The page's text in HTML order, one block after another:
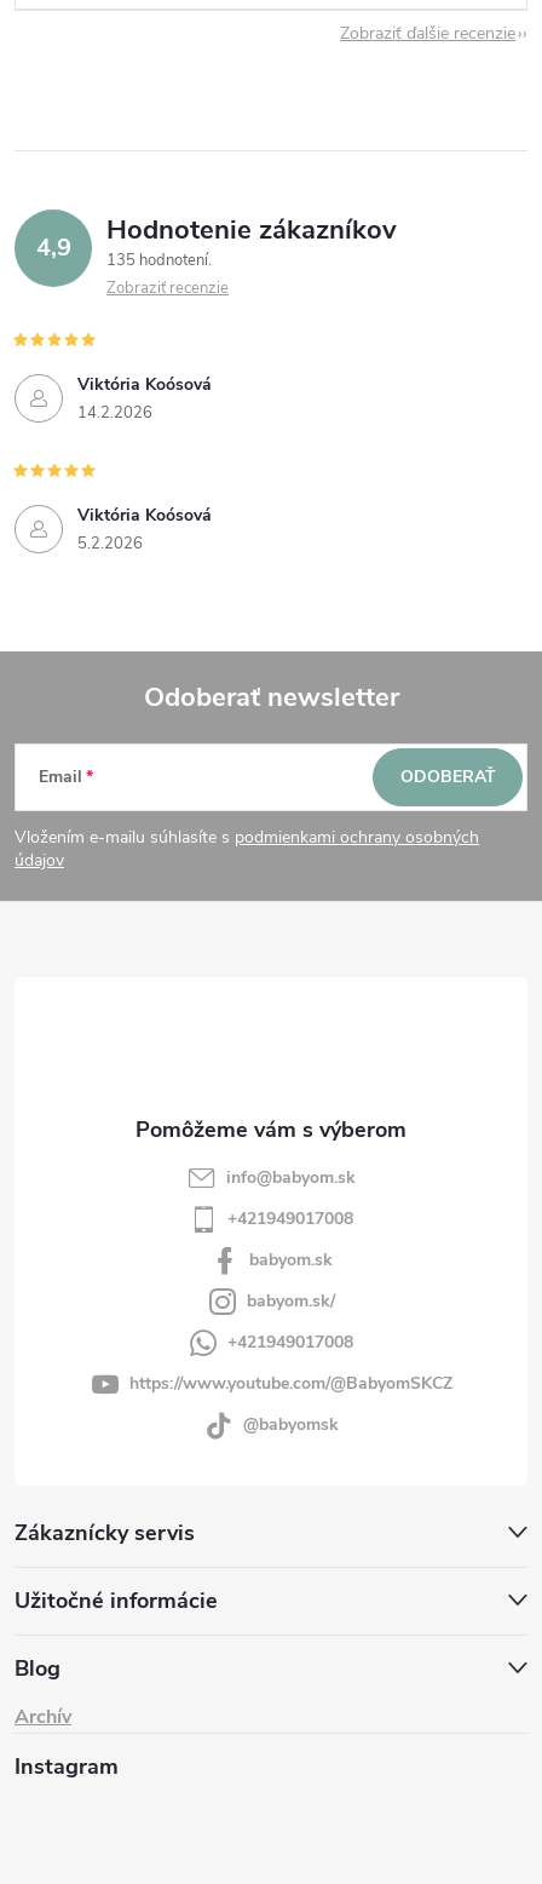
Zobraziť ďalšie recenzie
4,9 Hodnotenie zákazníkov
135 hodnotení
Zobraziť recenzie
Viktória Koósová
14.2.2026
Viktória Koósová
5.2.2026
Z
á
p
Odoberať newsletter
Email
Vložením e-mailu súhlasíte s podmienkami ochrany osobných
údajov
ODOBERAŤ
Zákaznícky servis
Užitočné informácie
Blog
Archív
info@babyom.sk
+421949017008
babyom.sk
babyom.sk/
+421949017008
https://www.youtube.com/@BabyomSKCZ
@babyomsk
Instagram